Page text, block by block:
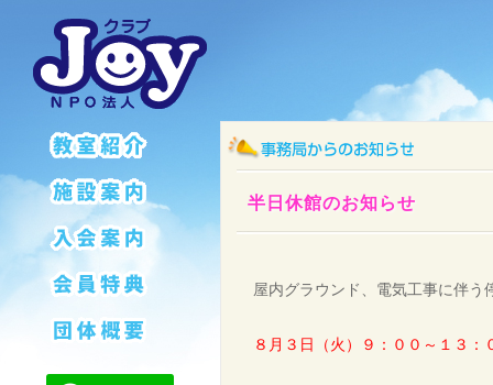
半日休館のお知らせ
屋内グラウンド、電気工事に伴う
８月３日（火）９：００～１３：